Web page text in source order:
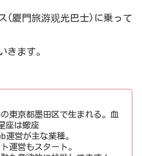
(厦門旅游观光巴士)に乗って
きます。
東京都墨田区で生まれる。血
座は蠍座
運営が主な業種。
運営もスタート。